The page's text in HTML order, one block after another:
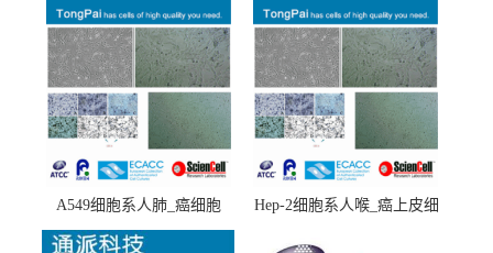
A549细胞系人肺_癌细胞
(A549细胞)
Hep-2细胞系人喉_癌上皮细